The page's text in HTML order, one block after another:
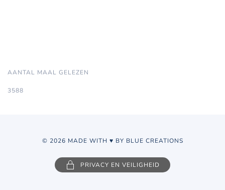
AANTAL MAAL GELEZEN
3588
© 2026 MADE WITH ♥ BY BLUE CREATIONS
PRIVACY EN VEILIGHEID